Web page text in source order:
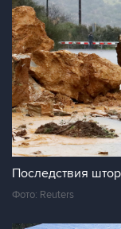
Последствия
Фото: Reuters